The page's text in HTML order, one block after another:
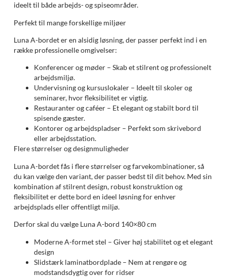
ideelt til både arbejds- og spiseområder.
Perfekt til mange forskellige miljøer
Luna A-bordet er en alsidig løsning, der passer perfekt ind i en
række professionelle omgivelser:
Konferencer og møder – Skab et stilrent og professionelt
arbejdsmiljø.
Undervisning og kursuslokaler – Ideelt til skoler og
seminarer, hvor fleksibilitet er vigtig.
Restauranter og caféer – Et elegant og stabilt bord til
spisende gæster.
Kontorer og arbejdspladser – Perfekt som skrivebord
eller arbejdsstation.
Flere størrelser og designmuligheder
Luna A-bordet fås i flere størrelser og farvekombinationer, så
du kan vælge den variant, der passer bedst til dit behov. Med sin
kombination af stilrent design, robust konstruktion og
fleksibilitet er dette bord en ideel løsning for enhver
arbejdsplads eller offentligt miljø.
Derfor skal du vælge Luna A-bord 140×80 cm
Moderne A-formet stel – Giver høj stabilitet og et elegant
design
Slidstærk laminatbordplade – Nem at rengøre og
modstandsdygtig over for ridser